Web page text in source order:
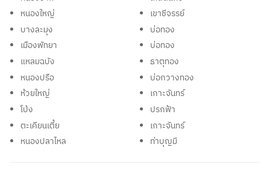
หนองใหญ่
บางละมุง
เมืองพัทยา
แหลมฉบัง
หนองปรือ
ห้วยใหญ่
โป่ง
ตะเคียนเตี้ย
หนองปลาไหล
เขาชีจรรย์
บ่อทอง
บ่อทอง
ธาตุทอง
บ่อกวางทอง
เกาะจันทร์
ปรกฟ้า
เกาะจันทร์
ท่าบุญมี